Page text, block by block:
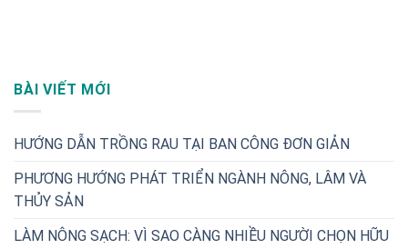
BÀI VIẾT MỚI
HƯỚNG DẪN TRỒNG RAU TẠI BAN CÔNG ĐƠN GIẢN
PHƯƠNG HƯỚNG PHÁT TRIỂN NGÀNH NÔNG, LÂM VÀ
THỦY SẢN
LÀM NÔNG SẠCH: VÌ SAO CÀNG NHIỀU NGƯỜI CHỌN HỮU